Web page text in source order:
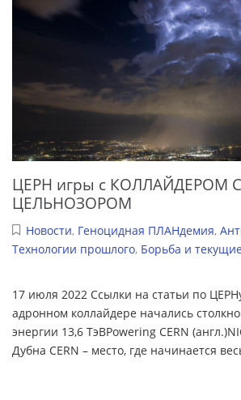
ЦЕРН игры с КОЛЛАЙДЕРОМ
ЦЕЛЬНОЗОРОМ
Новости, Геноцидная ПЛАНдемия,
Технологии прошлого, Борьба и
17 июля 2022 Ссылки на статьи по
адронном коллайдере начались
энергии 13,6 ТэВPowering CERN
Дубна CERN – место, где начинается